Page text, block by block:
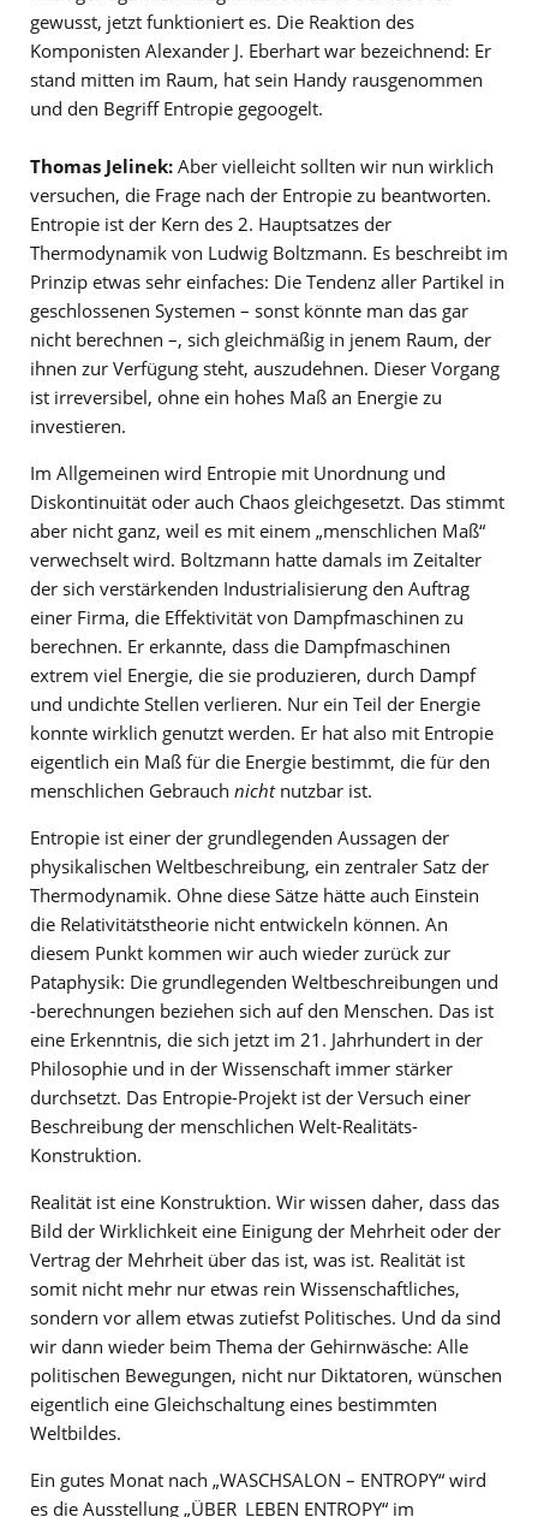
gewusst, jetzt funktioniert es. Die Reaktion des
Komponisten Alexander J. Eberhart war bezeichnend: Er
stand mitten im Raum, hat sein Handy rausgenommen
und den Begriff Entropie gegoogelt.
Thomas Jelinek: Aber vielleicht sollten wir nun wirklich
versuchen, die Frage nach der Entropie zu beantworten.
Entropie ist der Kern des 2. Hauptsatzes der
Thermodynamik von Ludwig Boltzmann. Es beschreibt im
Prinzip etwas sehr einfaches: Die Tendenz aller Partikel in
geschlossenen Systemen – sonst könnte man das gar
nicht berechnen –, sich gleichmäßig in jenem Raum, der
ihnen zur Verfügung steht, auszudehnen. Dieser Vorgang
ist irreversibel, ohne ein hohes Maß an Energie zu
investieren.
Im Allgemeinen wird Entropie mit Unordnung und
Diskontinuität oder auch Chaos gleichgesetzt. Das stimmt
aber nicht ganz, weil es mit einem „menschlichen Maß“
verwechselt wird. Boltzmann hatte damals im Zeitalter
der sich verstärkenden Industrialisierung den Auftrag
einer Firma, die Effektivität von Dampfmaschinen zu
berechnen. Er erkannte, dass die Dampfmaschinen
extrem viel Energie, die sie produzieren, durch Dampf
und undichte Stellen verlieren. Nur ein Teil der Energie
konnte wirklich genutzt werden. Er hat also mit Entropie
eigentlich ein Maß für die Energie bestimmt, die für den
menschlichen Gebrauch nichtnutzbar ist.
Entropie ist einer der grundlegenden Aussagen der
physikalischen Weltbeschreibung, ein zentraler Satz der
Thermodynamik. Ohne diese Sätze hätte auch Einstein
die Relativitätstheorie nicht entwickeln können. An
diesem Punkt kommen wir auch wieder zurück zur
Pataphysik: Die grundlegenden Weltbeschreibungen und
-berechnungen beziehen sich auf den Menschen. Das ist
eine Erkenntnis, die sich jetzt im 21. Jahrhundert in der
Philosophie und in der Wissenschaft immer stärker
durchsetzt. Das Entropie-Projekt ist der Versuch einer
Beschreibung der menschlichen Welt-Realitäts-
Konstruktion.
Realität ist eine Konstruktion. Wir wissen daher, dass das
Bild der Wirklichkeit eine Einigung der Mehrheit oder der
Vertrag der Mehrheit über das ist, was ist. Realität ist
somit nicht mehr nur etwas rein Wissenschaftliches,
sondern vor allem etwas zutiefst Politisches. Und da sind
wir dann wieder beim Thema der Gehirnwäsche: Alle
politischen Bewegungen, nicht nur Diktatoren, wünschen
eigentlich eine Gleichschaltung eines bestimmten
Weltbildes.
Ein gutes Monat nach „WASCHSALON – ENTROPY“ wird
es die Ausstellung „ÜBER_LEBEN ENTROPY“ im